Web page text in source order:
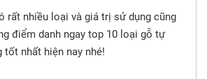
rất nhiều loại và giá trị sử dụng cũng
điểm danh ngay top 10 loại gỗ tự
tốt nhất hiện nay nhé!